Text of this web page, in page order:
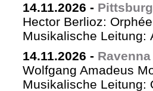
14.11.2026 -
Hector Berlioz:
Musikalische Leitung:
14.11.2026 -
Wolfgang Amadeus
Musikalische Leitung: